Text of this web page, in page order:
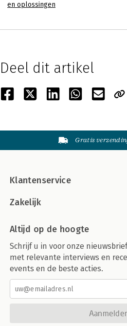
en oplossingen
Deel dit artikel
Gratis
Klantenservice
Zakelijk
Altijd op de hoogte
Schrijf u in voor onze
met relevante interviews en
events en de beste acties.